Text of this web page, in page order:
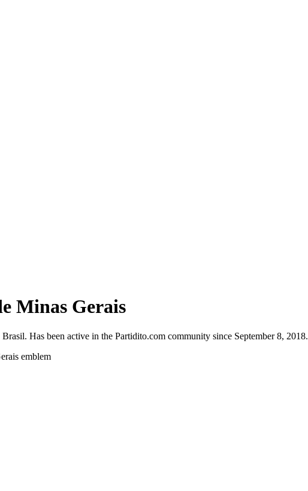
Minas Gerais
Has been active in the Partidito.com community since September 8, 2018.